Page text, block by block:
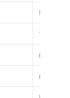
№
18.5 кВт